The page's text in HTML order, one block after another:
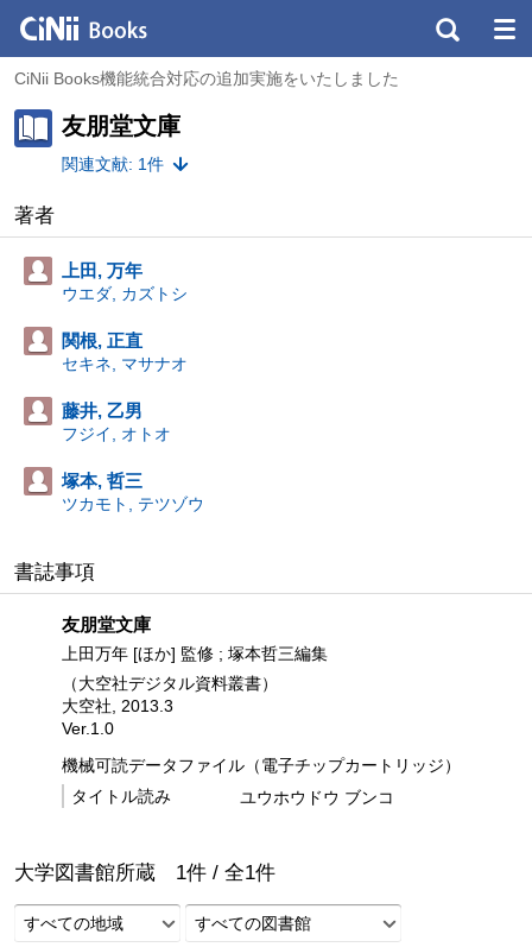
CiNii Books機能統合対応の追加実施をいたしました
友朋堂文庫
関連文献: 1件
著者
上田, 万年
ウエダ, カズトシ
関根, 正直
セキネ, マサナオ
藤井, 乙男
フジイ, オトオ
塚本, 哲三
ツカモト, テツゾウ
書誌事項
友朋堂文庫
上田万年 [ほか] 監修 ; 塚本哲三編集
（大空社デジタル資料叢書）
大空社, 2013.3
Ver.1.0
機械可読データファイル（電子チップカートリッジ）
タイトル読み
ユウホウドウ ブンコ
大学図書館所蔵 1件 / 全1件
すべての地域
すべての図書館